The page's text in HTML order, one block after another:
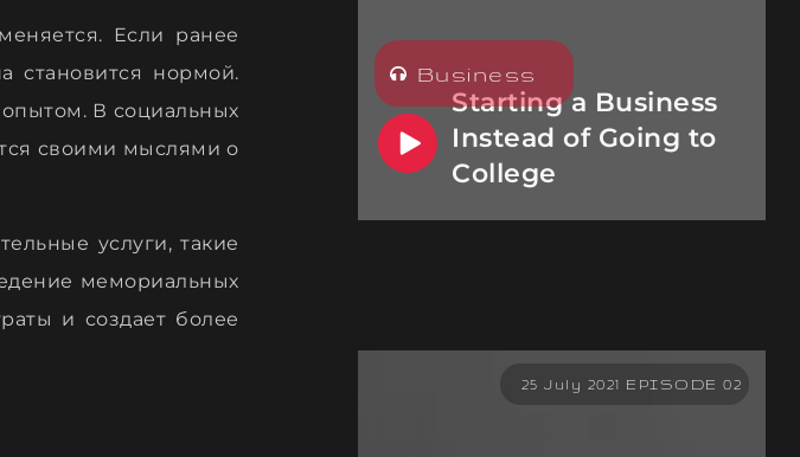
Если ранее
становится нормой.
В социальных
своими мыслями о
услуги, такие
мемориальных
и создает более
Starting a Business
Instead of Going to
College
Business
25 July 2021 EPISODE 02